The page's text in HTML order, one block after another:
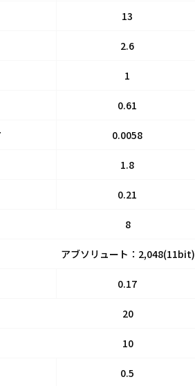
13
2.6
1
0.61
0.0058
1.8
0.21
8
アブソリュート：2,048(11bit)
0.17
20
10
0.5